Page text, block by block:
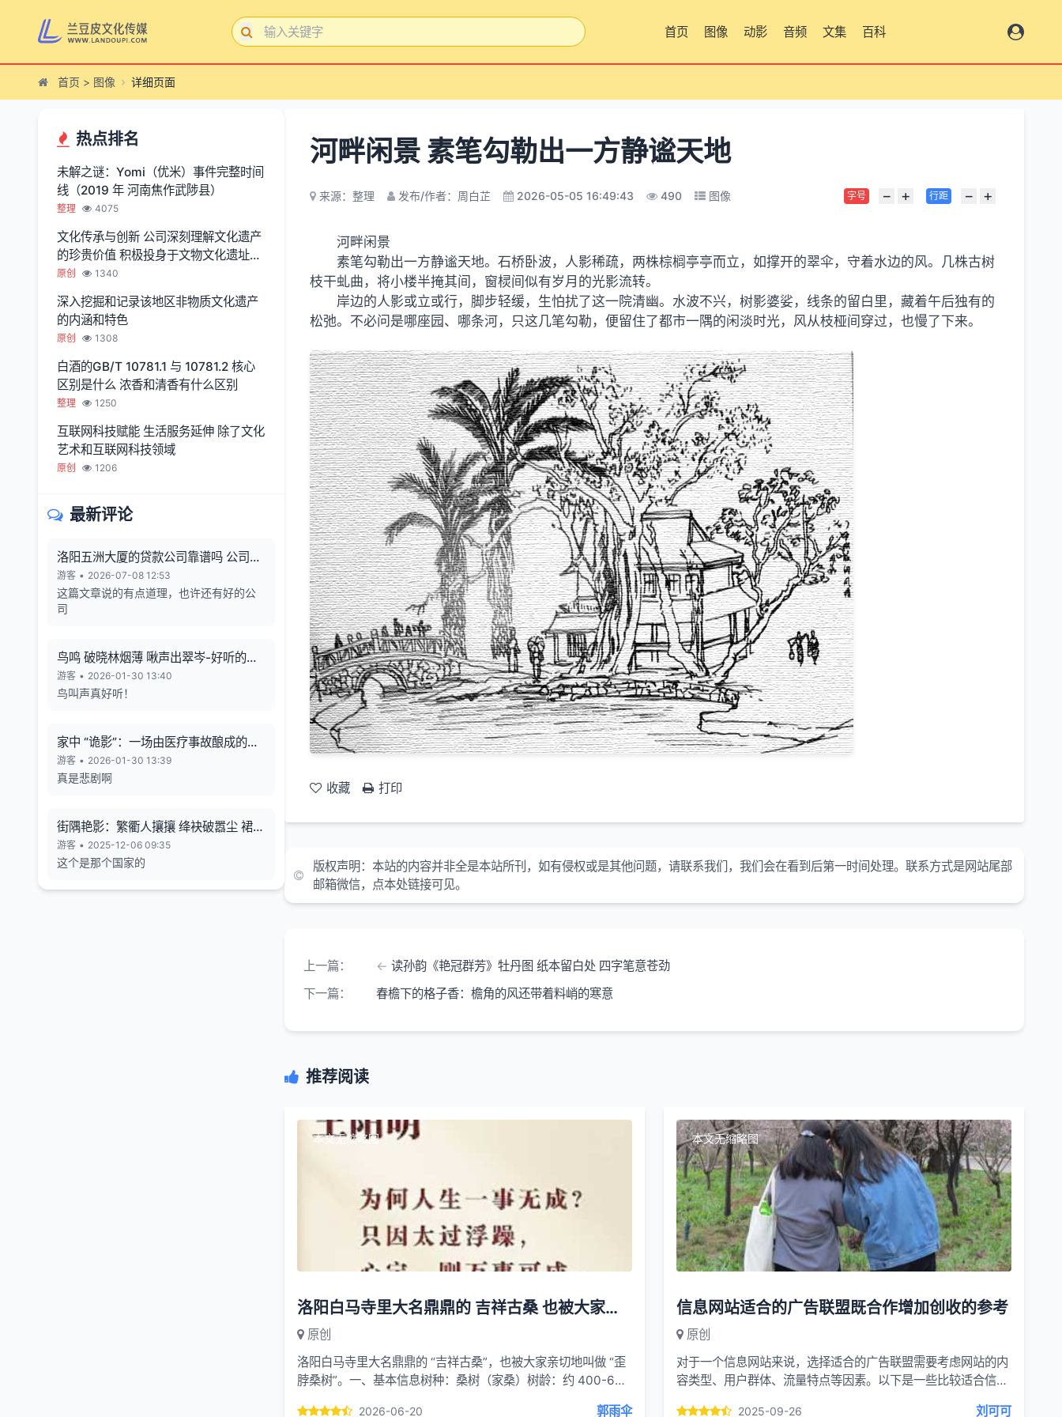
首页 图像 动影 音频 文集 百科
首页 > 图像 详细页面
热点排名
未解之谜：Yomi（优米）事件完整时间
线（2019 年 河南焦作武陟县）
整理 4075
文化传承与创新 公司深刻理解文化遗产
的珍贵价值 积极投身于文物文化遗址保
护服务
原创 1340
深入挖掘和记录该地区非物质文化遗产
的内涵和特色
原创 1308
白酒的GB/T 10781.1 与 10781.2 核心
区别是什么 浓香和清香有什么区别
整理 1250
互联网科技赋能 生活服务延伸 除了文化
艺术和互联网科技领域
原创 1206
最新评论
洛阳五洲大厦的贷款公司靠谱吗 公司利
润从哪来 有无风险
游客 • 2026-07-08 12:53
这篇文章说的有点道理，也许还有好的公
司
鸟鸣 破晓林烟薄 啾声出翠岑-好听的鸟
鸣声
游客 • 2026-01-30 13:40
鸟叫声真好听！
家中 “诡影”：一场由医疗事故酿成的悲
剧
游客 • 2026-01-30 13:39
真是悲剧啊
街隅艳影：繁衢人攘攘 绛袂破嚣尘 裙束
霞裁色
游客 • 2025-12-06 09:35
这个是那个国家的
河畔闲景 素笔勾勒出一方静谧天地
来源：整理 发布/作者：周白芷 2026-05-05 16:49:43 490 图像 字号 − + 行距 − +
河畔闲景
素笔勾勒出一方静谧天地。石桥卧波，人影稀疏，两株棕榈亭亭而立，如撑开的翠伞，守着水边的风。几株古树
枝干虬曲，将小楼半掩其间，窗棂间似有岁月的光影流转。
岸边的人影或立或行，脚步轻缓，生怕扰了这一院清幽。水波不兴，树影婆娑，线条的留白里，藏着午后独有的
松弛。不必问是哪座园、哪条河，只这几笔勾勒，便留住了都市一隅的闲淡时光，风从枝桠间穿过，也慢了下来。
收藏 打印
版权声明： 本站的内容并非全是本站所刊，如有侵权或是其他问题，请联系我们，我们会在看到后第一时间处理。联系方式是网站尾部
邮箱微信，点本处链接可见。
上一篇：
读孙韵《艳冠群芳》牡丹图 纸本留白处 四字笔意苍劲
下一篇：
春檐下的格子香：檐角的风还带着料峭的寒意
推荐阅读
本文无缩略图
洛阳白马寺里大名鼎鼎的 吉祥古桑 也被大家亲切地叫做 歪脖桑树
原创
洛阳白马寺里大名鼎鼎的 “吉祥古桑”，也被大家亲切地叫做 “歪
脖桑树”。一、基本信息树种：桑树（家桑）树龄：约 400-600
2026-06-20 郭雨伞
本文无缩略图
信息网站适合的广告联盟既合作增加创收的参考
原创
对于一个信息网站来说，选择适合的广告联盟需要考虑网站的内
容类型、用户群体、流量特点等因素。以下是一些比较适合信息
2025-09-26 刘可可